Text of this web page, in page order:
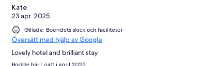
Kate
23 apr. 2025
Gillade: Boendets skick och faciliteter
Översätt med hjälp av Google
Lovely hotel and brilliant stay